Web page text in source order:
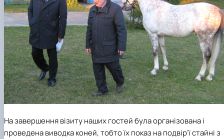
На завершення візиту наших гостей була організована і
проведена виводка коней, тобто їх показ на подвір’ї стайні з